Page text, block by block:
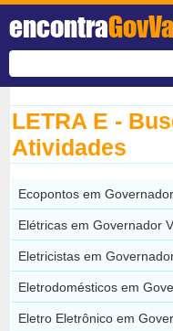
encontra
LETRA E -
Atividades
Ecopontos em
Elétricas em Governador
Eletricistas em
Eletrodomésticos em
Eletro Eletrônico em